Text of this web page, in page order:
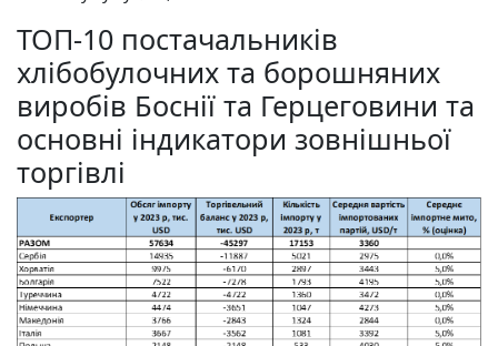
ТОП-10 постачальників
хлібобулочних та борошняних
виробів Боснії та Герцеговини та
основні індикатори зовнішньої
торгівлі